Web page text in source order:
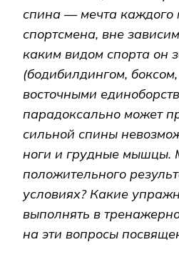
спина — мечта каждого
спортсмена, вне
каким видом спорта он
(бодибилдингом,
восточными
парадоксально может
сильной спины
ноги и грудные мышцы.
положительного
условиях? Какие
выполнять в
на эти вопросы